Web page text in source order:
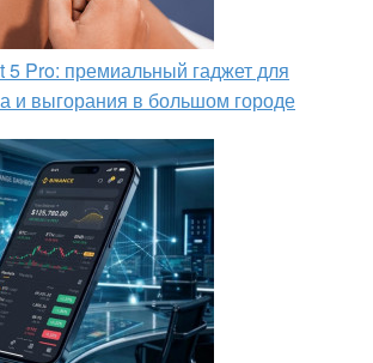
5 Pro: премиальный гаджет для
и выгорания в большом городе